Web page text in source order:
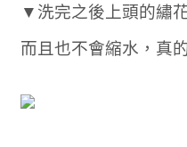
▼洗完之後上頭的繡
而且也不會縮水，真